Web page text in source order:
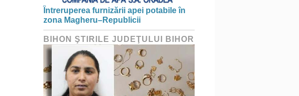
Întreruperea furnizării apei potabile în
zona Magheru–Republicii
BIHON ŞTIRILE JUDEŢULUI BIHOR